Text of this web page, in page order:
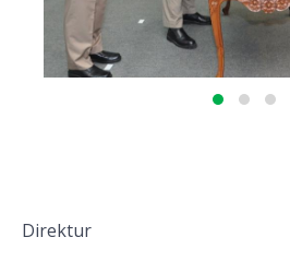
Direktur